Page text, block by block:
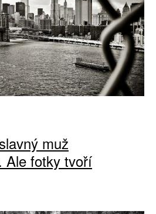
muž
Ale fotky tvoří